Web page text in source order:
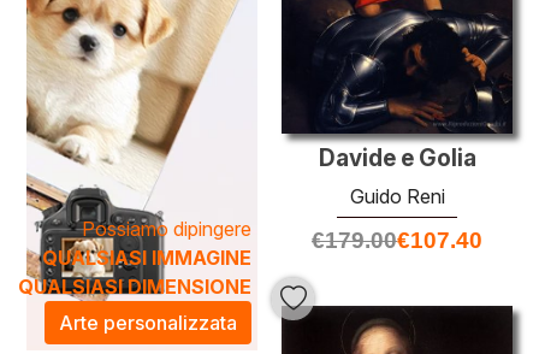
Possiamo dipingere
QUALSIASI IMMAGINE
QUALSIASI DIMENSIONE
Arte personalizzata
Davide e Golia
Guido Reni
€179.00€107.40